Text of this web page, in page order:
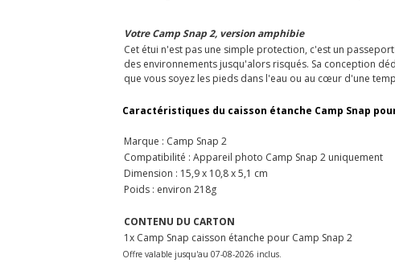
Votre Camp Snap 2, version amphibie
Cet étui n'est pas une simple protection, c'est un
des environnements jusqu'alors risqués. Sa conception
que vous soyez les pieds dans l'eau ou au cœur d'une
Caractéristiques du caisson étanche Camp Snap
Marque : Camp Snap 2
Compatibilité : Appareil photo Camp Snap 2 uniquement
Dimension : 15,9 x 10,8 x 5,1 cm
Poids : environ 218g
CONTENU DU CARTON
1x Camp Snap caisson étanche pour Camp Snap 2
Offre valable jusqu'au 07-08-2026 inclus.